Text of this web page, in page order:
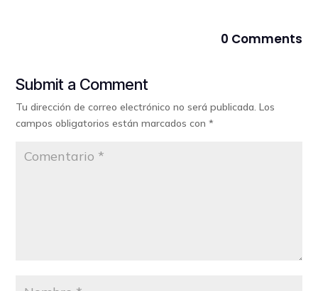
0 Comments
Submit a Comment
Tu dirección de correo electrónico no será publicada. Los
campos obligatorios están marcados con*